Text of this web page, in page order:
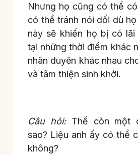
Nhưng họ cũng có thể
có thể tránh nói dối dù
này sẽ khiến họ bị có lãi
tại những thời điểm khác
nhân duyên khác nhau
và tâm thiện sinh khởi.
Câu hỏi:Thế còn một
sao? Liệu anh ấy có thể
không?